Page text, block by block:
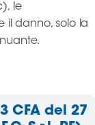
le
il danno, solo la
CFA del 27